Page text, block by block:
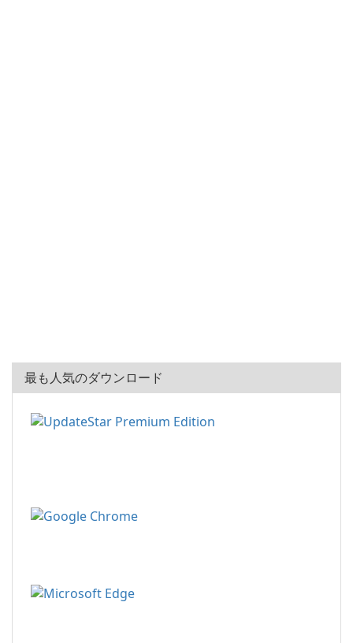
最も人気のダウンロード